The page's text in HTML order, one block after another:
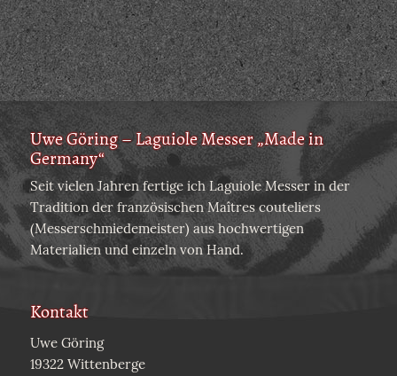
Uwe Göring – Laguiole Messer „Made in
Germany“
Seit vielen Jahren fertige ich Laguiole Messer in der
Tradition der französischen Maîtres couteliers
(Messerschmiedemeister) aus hochwertigen
Materialien und einzeln von Hand.
Kontakt
Uwe Göring
19322 Wittenberge